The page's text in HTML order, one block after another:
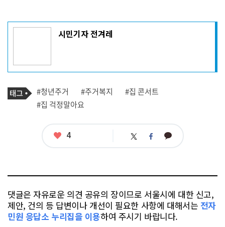
기
자
프
필
시민기자 전겨레
기
사
관
련
태
그
#청년주거 #주거복지
#집 콘서트
#집 걱정말아요
좋
4 트 페 카
댓글은 자유로운 의견 공유의 장이므로 서울시에 대한 신고,
제안, 건의 등 답변이나 개선이 필요한 사항에 대해서는 전자
민원 응답소 누리집을 이용하여 주시기 바랍니다.